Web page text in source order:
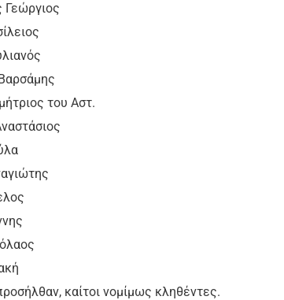
Γεώργιος
του Αστ.
καίτοι νομίμως κληθέντες.